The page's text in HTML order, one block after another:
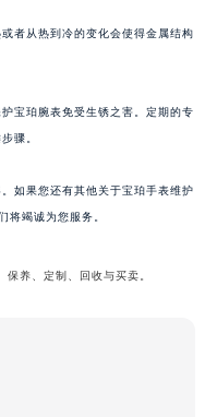
者从热到冷的变化会使得金属结构
宝珀腕表免受生锈之害。定期的专
骤。
如果您还有其他关于宝珀手表维护
将竭诚为您服务。